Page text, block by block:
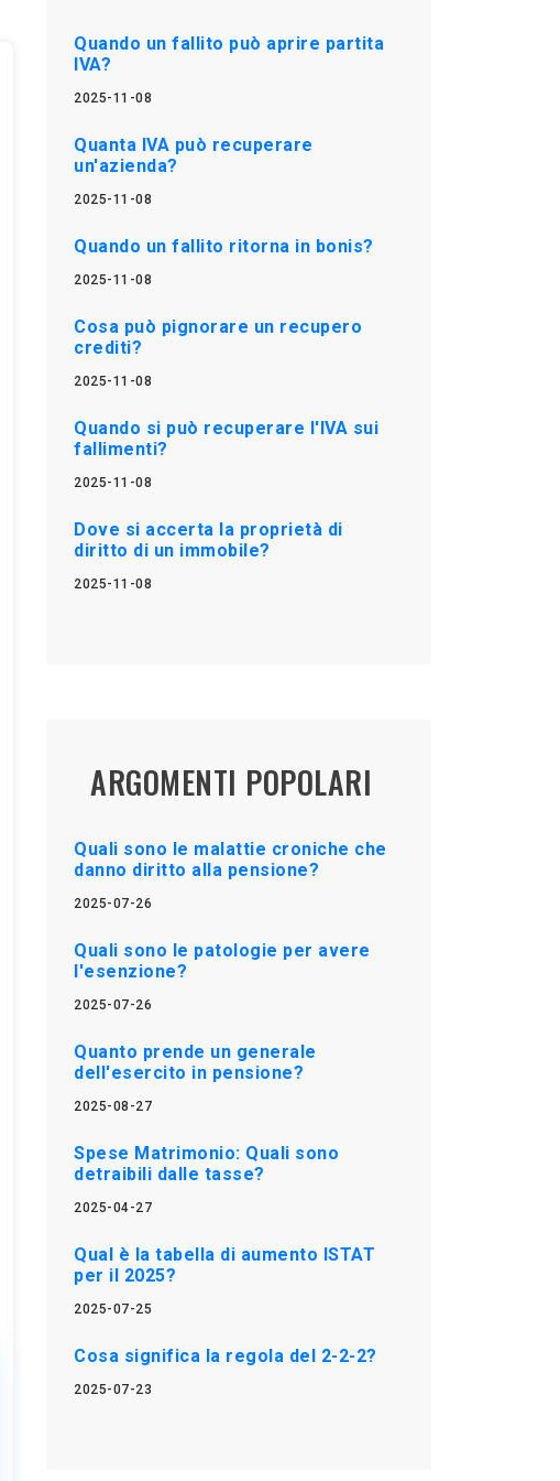
Quando un fallito può aprire partita
IVA?
2025-11-08
Quanta IVA può recuperare
un'azienda?
2025-11-08
Quando un fallito ritorna in bonis?
2025-11-08
Cosa può pignorare un recupero
crediti?
2025-11-08
Quando si può recuperare l'IVA sui
fallimenti?
2025-11-08
Dove si accerta la proprietà di
diritto di un immobile?
2025-11-08
ARGOMENTI POPOLARI
Quali sono le malattie croniche che
danno diritto alla pensione?
2025-07-26
Quali sono le patologie per avere
l'esenzione?
2025-07-26
Quanto prende un generale
dell'esercito in pensione?
2025-08-27
Spese Matrimonio: Quali sono
detraibili dalle tasse?
2025-04-27
Qual è la tabella di aumento ISTAT
per il 2025?
2025-07-25
Cosa significa la regola del 2-2-2?
2025-07-23